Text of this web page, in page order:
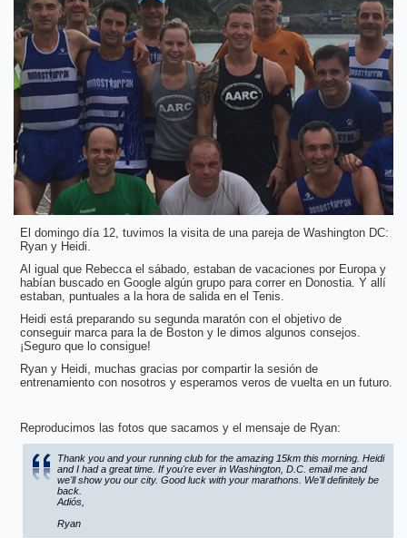
El domingo día 12, tuvimos la visita de una pareja de Washington DC:
Ryan y Heidi.
Al igual que Rebecca el sábado, estaban de vacaciones por Europa y
habían buscado en Google algún grupo para correr en Donostia. Y allí
estaban, puntuales a la hora de salida en el Tenis.
Heidi está preparando su segunda maratón con el objetivo de
conseguir marca para la de Boston y le dimos algunos consejos.
¡Seguro que lo consigue!
Ryan y Heidi, muchas gracias por compartir la sesión de
entrenamiento con nosotros y esperamos veros de vuelta en un futuro.
Reproducimos las fotos que sacamos y el mensaje de Ryan:
Thank you and your running club for the amazing 15km this morning. Heidi
and I had a great time. If you're ever in Washington, D.C. email me and
we'll show you our city. Good luck with your marathons. We'll definitely be
back.
Adiós,
Ryan